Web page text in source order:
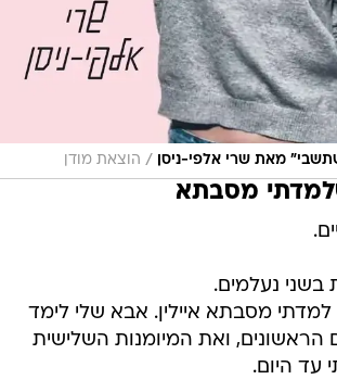
מאת שרי אלפי-ניסן / הוצאת מודן
בשני נעלמים.
מסבתא איילין. אבא שלי לימד
הראשונים, ואת המיומנות השלישית
היום.